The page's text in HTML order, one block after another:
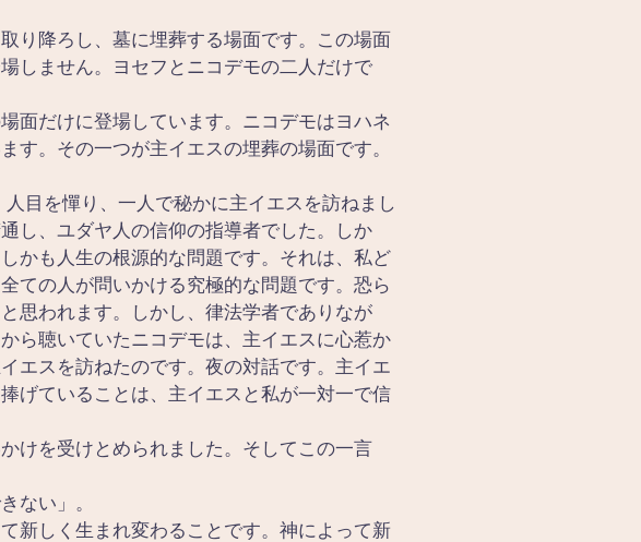
り降ろし、墓に埋葬する場面です。この場面
しません。ヨセフとニコデモの二人だけで
面だけに登場しています。ニコデモはヨハネ
す。その一つが主イエスの埋葬の場面です。
目を憚り、一人で秘かに主イエスを訪ねまし
し、ユダヤ人の信仰の指導者でした。しか
かも人生の根源的な問題です。それは、私ど
ての人が問いかける究極的な問題です。恐ら
思われます。しかし、律法学者でありなが
ら聴いていたニコデモは、主イエスに心惹か
エスを訪ねたのです。夜の対話です。主イエ
げていることは、主イエスと私が一対一で信
けを受けとめられました。そしてこの一言
ない」。
新しく生まれ変わることです。神によって新